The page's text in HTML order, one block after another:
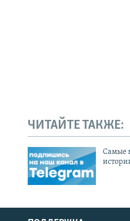
ЧИТАЙТЕ ТАКЖЕ:
Cамые